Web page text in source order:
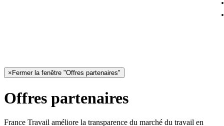
× Fermer la fenêtre "Offres partenaires"
Offres partenaires
France Travail améliore la transparence du marché du travail en